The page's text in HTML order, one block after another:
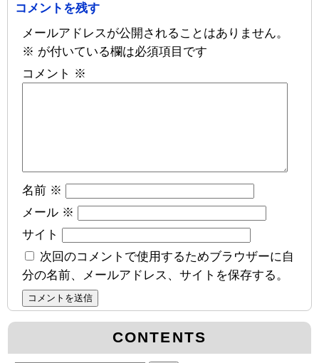
コメントを残す
メールアドレスが公開されることはありません。
※ が付いている欄は必須項目です
コメント ※
名前 ※
メール ※
サイト
次回のコメントで使用するためブラウザーに自
分の名前、メールアドレス、サイトを保存する。
CONTENTS